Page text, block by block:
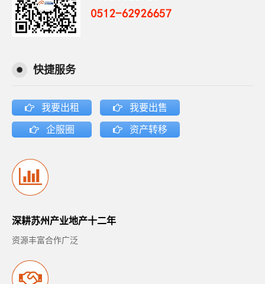
快捷服务
我要出租 我要出售
企服圈 资产转移
深耕苏州产业地产十二年
资源丰富合作广泛